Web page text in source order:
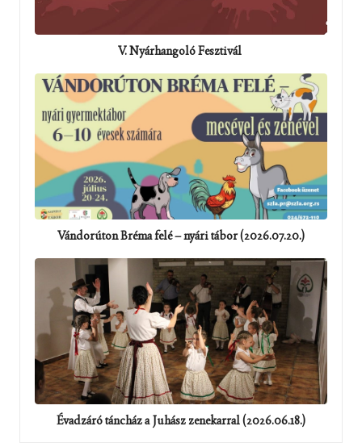
V. Nyárhangoló Fesztivál
Vándorúton Bréma felé – nyári tábor (2026.07.20.)
Évadzáró táncház a Juhász zenekarral (2026.06.18.)